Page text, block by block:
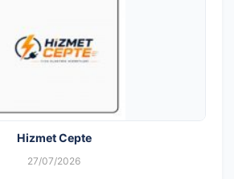
Hizmet Cepte
27/07/2026